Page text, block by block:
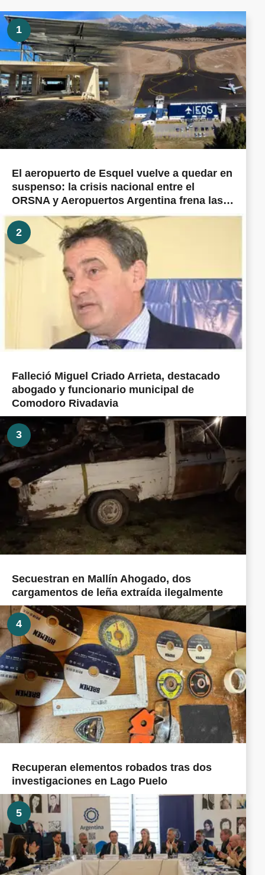
1
El aeropuerto de Esquel vuelve a quedar en
suspenso: la crisis nacional entre el
ORSNA y Aeropuertos Argentina frena las
obras prometidas en todo el país
2
Falleció Miguel Criado Arrieta, destacado
abogado y funcionario municipal de
Comodoro Rivadavia
3
Secuestran en Mallín Ahogado, dos
cargamentos de leña extraída ilegalmente
4
Recuperan elementos robados tras dos
investigaciones en Lago Puelo
5